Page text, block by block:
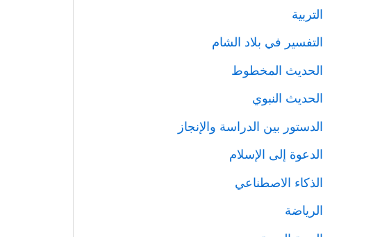
التربية
التفسير في بلاد الشام
الحديث المخطوط
الحديث النبوي
الدستور بين الدراسة والإنجاز
الدعوة إلى الإسلام
الذكاء الاصطناعي
الرياضة